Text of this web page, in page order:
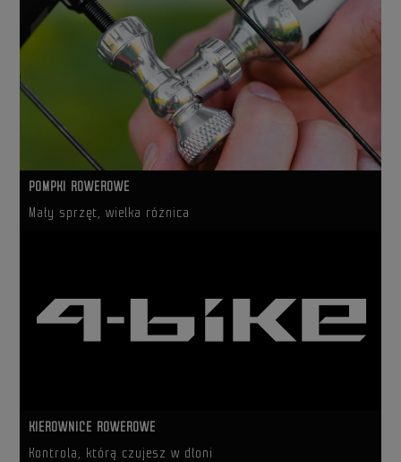
POMPKI ROWEROWE
Mały sprzęt, wielka różnica
KIEROWNICE ROWEROWE
Kontrola, którą czujesz w dłoni